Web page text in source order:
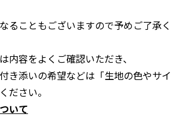
ることもございますので予めご了承く
内容をよくご確認いただき、
き添いの希望などは「生地の色やサイ
ださい。
いて